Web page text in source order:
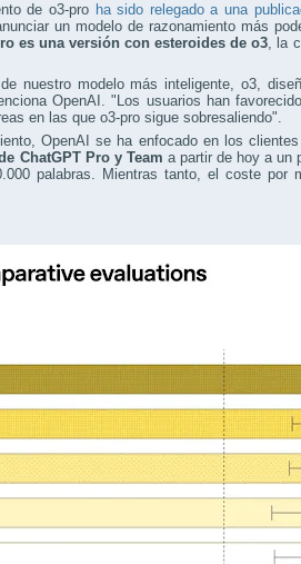
de o3-proha sido relegado a una
un modelo de razonamiento más
es una versión con esteroides de o3, la
nuestro modelo más inteligente, o3,
OpenAI. "Los usuarios han
en las que o3-pro sigue sobresaliendo".
OpenAI se ha enfocado en los
ChatGPT Pro y Team a partir de hoy a un
palabras. Mientras tanto, el coste por